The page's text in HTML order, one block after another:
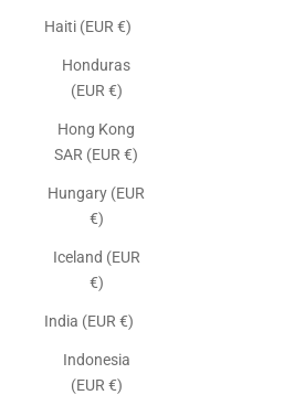
Haiti (EUR €)
Honduras
(EUR €)
Hong Kong
SAR (EUR €)
Hungary (EUR
€)
Iceland (EUR
€)
India (EUR €)
Indonesia
(EUR €)